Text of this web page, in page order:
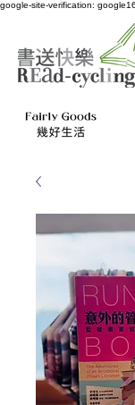
google-site-verification: